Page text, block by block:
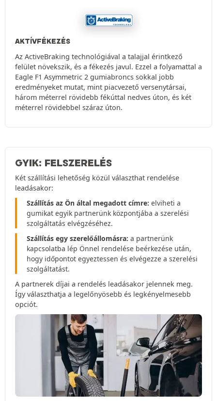
AKTÍVFÉKEZÉS
Az ActiveBraking technológiával a talajjal érintkező
felület növekszik, és a fékezés javul. Ezzel a folyamattal a
Eagle F1 Asymmetric 2 gumiabroncs sokkal jobb
eredményeket mutat, mint piacvezető versenytársai,
három méterrel rövidebb fékúttal nedves úton, és két
méterrel rövidebbel száraz úton.
GYIK: FELSZERELÉS
Két szállítási lehetőség közül választhat rendelése
leadásakor:
Szállítás az Ön által megadott címre: elviheti a
gumikat egyik partnerünk központjába a szerelési
szolgáltatás elvégzéséhez.
Szállítás egy szerelőállomásra: a partnerünk
kapcsolatba lép Önnel rendelése beérkezése után,
hogy időpontot egyeztessen és elvégezze a szerelési
szolgáltatást.
A partnerek díjai a rendelés leadásakor jelennek meg.
Így választhatja a legelőnyösebb és legkényelmesebb
opciót.